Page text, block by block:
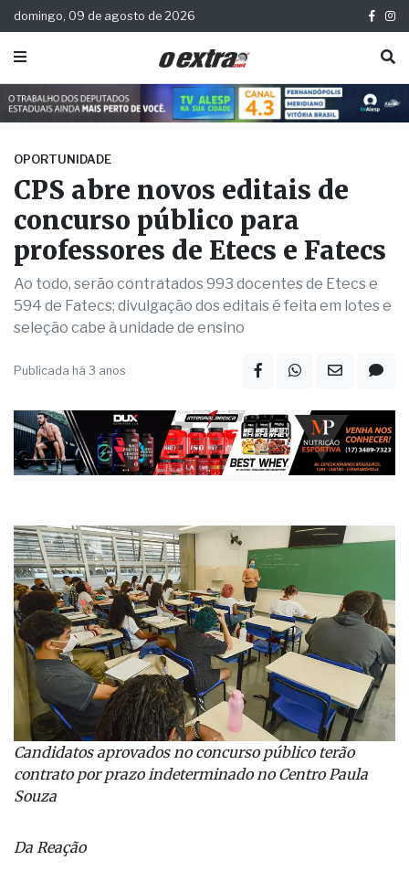
domingo, 09 de agosto de 2026
OPORTUNIDADE
CPS abre novos editais de
concurso público para
professores de Etecs e Fatecs
Ao todo, serão contratados 993 docentes de Etecs e
594 de Fatecs; divulgação dos editais é feita em lotes e
Candidatos aprovados no concurso público terão
contrato por prazo indeterminado no Centro Paula